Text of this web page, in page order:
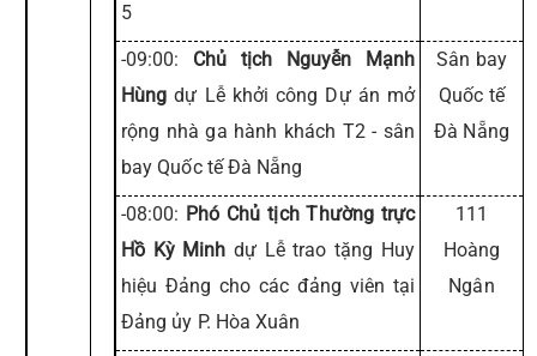
5
-09:00: Chủ tịch Nguyễn Mạnh
Hùng dự Lễ khởi công Dự án mở
rộng nhà ga hành khách T2 - sân
bay Quốc tế Đà Nẵng
Sân bay
Quốc tế
Đà Nẵng
-08:00: Phó Chủ tịch Thường trực
Hồ Kỳ Minh dự Lễ trao tặng Huy
hiệu Đảng cho các đảng viên tại
Đảng ủy P. Hòa Xuân
111
Hoàng
Ngân